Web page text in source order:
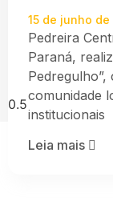
15 de junho
Pedreira
Paraná,
comunidade
institucionais
Leia mais